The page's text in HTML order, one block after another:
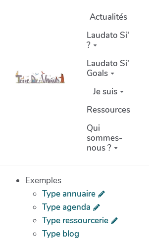
Aller au contenu principalActualités
Laudato Si'
?
Laudato Si'
Goals
Je suis
Ressources
Qui
sommes-
nous ?
Exemples
Type annuaire
Type agenda
Type ressourcerie
Type blog